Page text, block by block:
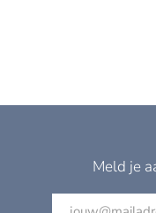
Meld je